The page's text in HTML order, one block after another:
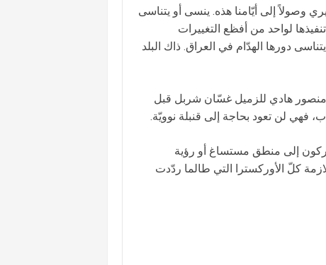
وصولاً إلى أيّامنا هذه. ينسى أو يتناسى
لواحد من أفظع التغييرات
دورها الهدّام في العراق. ذاك البلد
منصور هادي للزميل غسّان شربل قبل
فهي لن تعود بحاجة إلى قنبلة نوويّة.
إلى منطق مستساغ أو رؤية
كلّ الأوركسترا التي طالما ردّدت